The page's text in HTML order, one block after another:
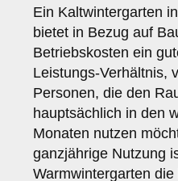
Ein Kaltwintergarten
bietet in Bezug auf
Betriebskosten ein
Leistungs-Verhältnis,
Personen, die den
hauptsächlich in den
Monaten nutzen
ganzjährige Nutzung
Warmwintergarten